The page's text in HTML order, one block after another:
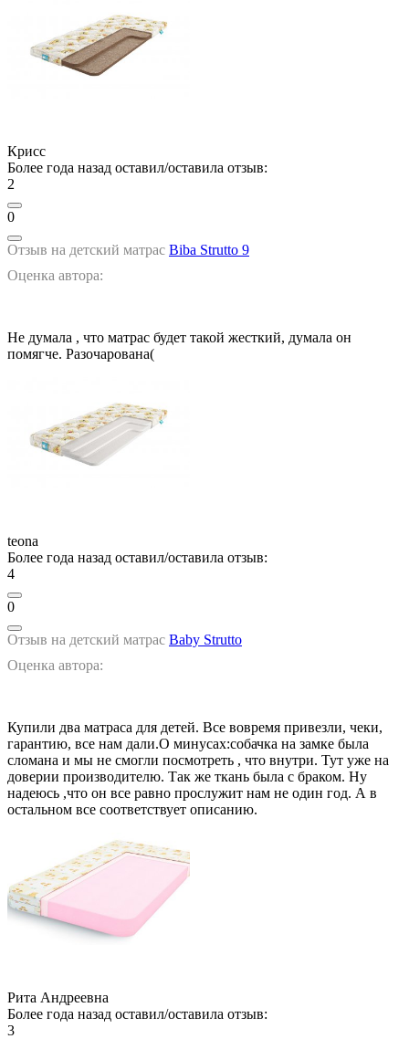
Крисс
Более года назад оставил/оставила отзыв:
2
0
Отзыв на детский матрас Biba Strutto 9
Оценка автора:
Не думала , что матрас будет такой жесткий, думала он
помягче. Разочарована(
teona
Более года назад оставил/оставила отзыв:
4
0
Отзыв на детский матрас Baby Strutto
Оценка автора:
Купили два матраса для детей. Все вовремя привезли, чеки,
гарантию, все нам дали.О минусах:собачка на замке была
сломана и мы не смогли посмотреть , что внутри. Тут уже на
доверии производителю. Так же ткань была с браком. Ну
надеюсь ,что он все равно прослужит нам не один год. А в
остальном все соответствует описанию.
Рита Андреевна
Более года назад оставил/оставила отзыв:
3